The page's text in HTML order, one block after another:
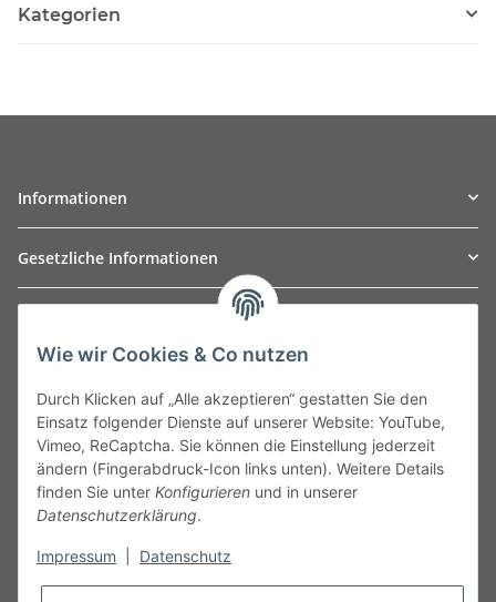
Kategorien
Informationen
Gesetzliche Informationen
Leibnizstraße 2a
Germany
Phone:+49 40 5287270
Fax:+49 40 5281050
Email:sales@tow-automotive.de
Wie wir Cookies & Co nutzen
Durch Klicken auf „Alle akzeptieren“ gestatten Sie den
Einsatz folgender Dienste auf unserer Website: YouTube,
Vimeo, ReCaptcha. Sie können die Einstellung jederzeit
ändern (Fingerabdruck-Icon links unten). Weitere Details
finden Sie unter Konfigurieren und in unserer
Datenschutzerklärung.
Impressum Datenschutz